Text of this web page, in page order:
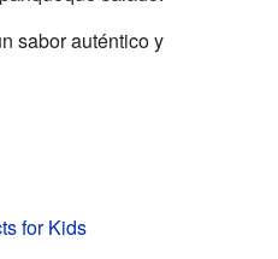
sabor auténtico y
for Kids